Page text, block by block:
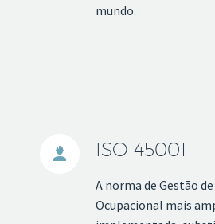
mundo.

 ISO 45001
A norma de Gestão
Ocupacional mais